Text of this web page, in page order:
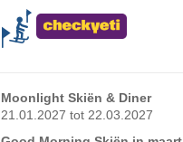
Moonlight Skiën & Diner
21.01.2027 tot 22.03.2027